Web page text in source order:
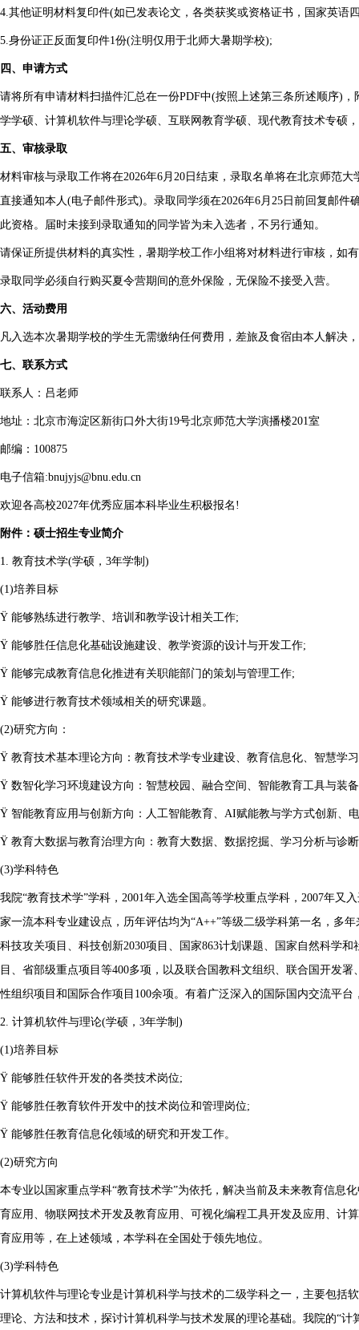
4.其他证明材料复印件(如已发表论文，各类获奖或资格证书，国家英语
5.身份证正反面复印件1份(注明仅用于北师大暑期学校);
四、申请方式
请将所有申请材料扫描件汇总在一份PDF中(按照上述第三条所述顺序)
学学硕、计算机软件与理论学硕、互联网教育学硕、现代教育技术专硕
五、审核录取
材料审核与录取工作将在2026年6月20日结束，录取名单将在北京师范大
直接通知本人(电子邮件形式)。录取同学须在2026年6月25日前回复邮件
此资格。届时未接到录取通知的同学皆为未入选者，不另行通知。
请保证所提供材料的真实性，暑期学校工作小组将对材料进行审核，如
录取同学必须自行购买夏令营期间的意外保险，无保险不接受入营。
六、活动费用
凡入选本次暑期学校的学生无需缴纳任何费用，差旅及食宿由本人解决
七、联系方式
联系人：吕老师
地址：北京市海淀区新街口外大街19号北京师范大学演播楼201室
邮编：100875
电子信箱:bnujyjs@bnu.edu.cn
欢迎各高校2027年优秀应届本科毕业生积极报名!
附件：硕士招生专业简介
1. 教育技术学(学硕，3年学制)
(1)培养目标
Ÿ 能够熟练进行教学、培训和教学设计相关工作;
Ÿ 能够胜任信息化基础设施建设、教学资源的设计与开发工作;
Ÿ 能够完成教育信息化推进有关职能部门的策划与管理工作;
Ÿ 能够进行教育技术领域相关的研究课题。
(2)研究方向：
Ÿ 教育技术基本理论方向：教育技术学专业建设、教育信息化、智慧学
Ÿ 数智化学习环境建设方向：智慧校园、融合空间、智能教育工具与装
Ÿ 智能教育应用与创新方向：人工智能教育、AI赋能教与学方式创新、
Ÿ 教育大数据与教育治理方向：教育大数据、数据挖掘、学习分析与诊
(3)学科特色
我院“教育技术学”学科，2001年入选全国高等学校重点学科，2007年又
家一流本科专业建设点，历年评估均为“A++”等级二级学科第一名，多
科技攻关项目、科技创新2030项目、国家863计划课题、国家自然科学
目、省部级重点项目等400多项，以及联合国教科文组织、联合国开发
性组织项目和国际合作项目100余项。有着广泛深入的国际国内交流平
2. 计算机软件与理论(学硕，3年学制)
(1)培养目标
Ÿ 能够胜任软件开发的各类技术岗位;
Ÿ 能够胜任教育软件开发中的技术岗位和管理岗位;
Ÿ 能够胜任教育信息化领域的研究和开发工作。
(2)研究方向
本专业以国家重点学科“教育技术学”为依托，解决当前及未来教育信息
育应用、物联网技术开发及教育应用、可视化编程工具开发及应用、计
育应用等，在上述领域，本学科在全国处于领先地位。
(3)学科特色
计算机软件与理论专业是计算机科学与技术的二级学科之一，主要包括
理论、方法和技术，探讨计算机科学与技术发展的理论基础。我院的“计